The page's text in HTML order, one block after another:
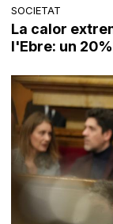
SOCIETAT
La calor
l'Ebre: un